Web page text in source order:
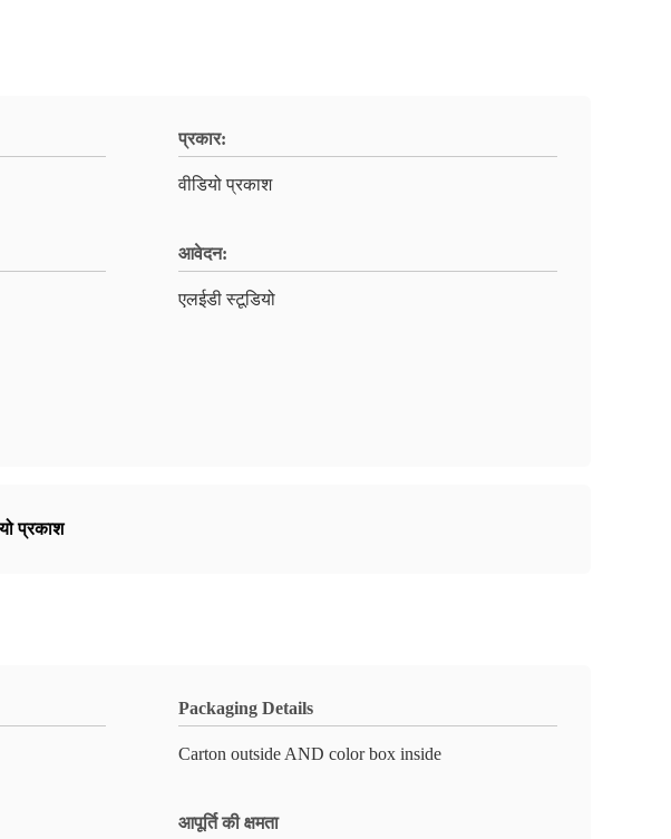
प्रकार:
वीडियो प्रकाश
आवेदन:
एलईडी स्टूडियो
प्रकाश
Packaging Details
Carton outside AND color box inside
आपूर्ति की क्षमता